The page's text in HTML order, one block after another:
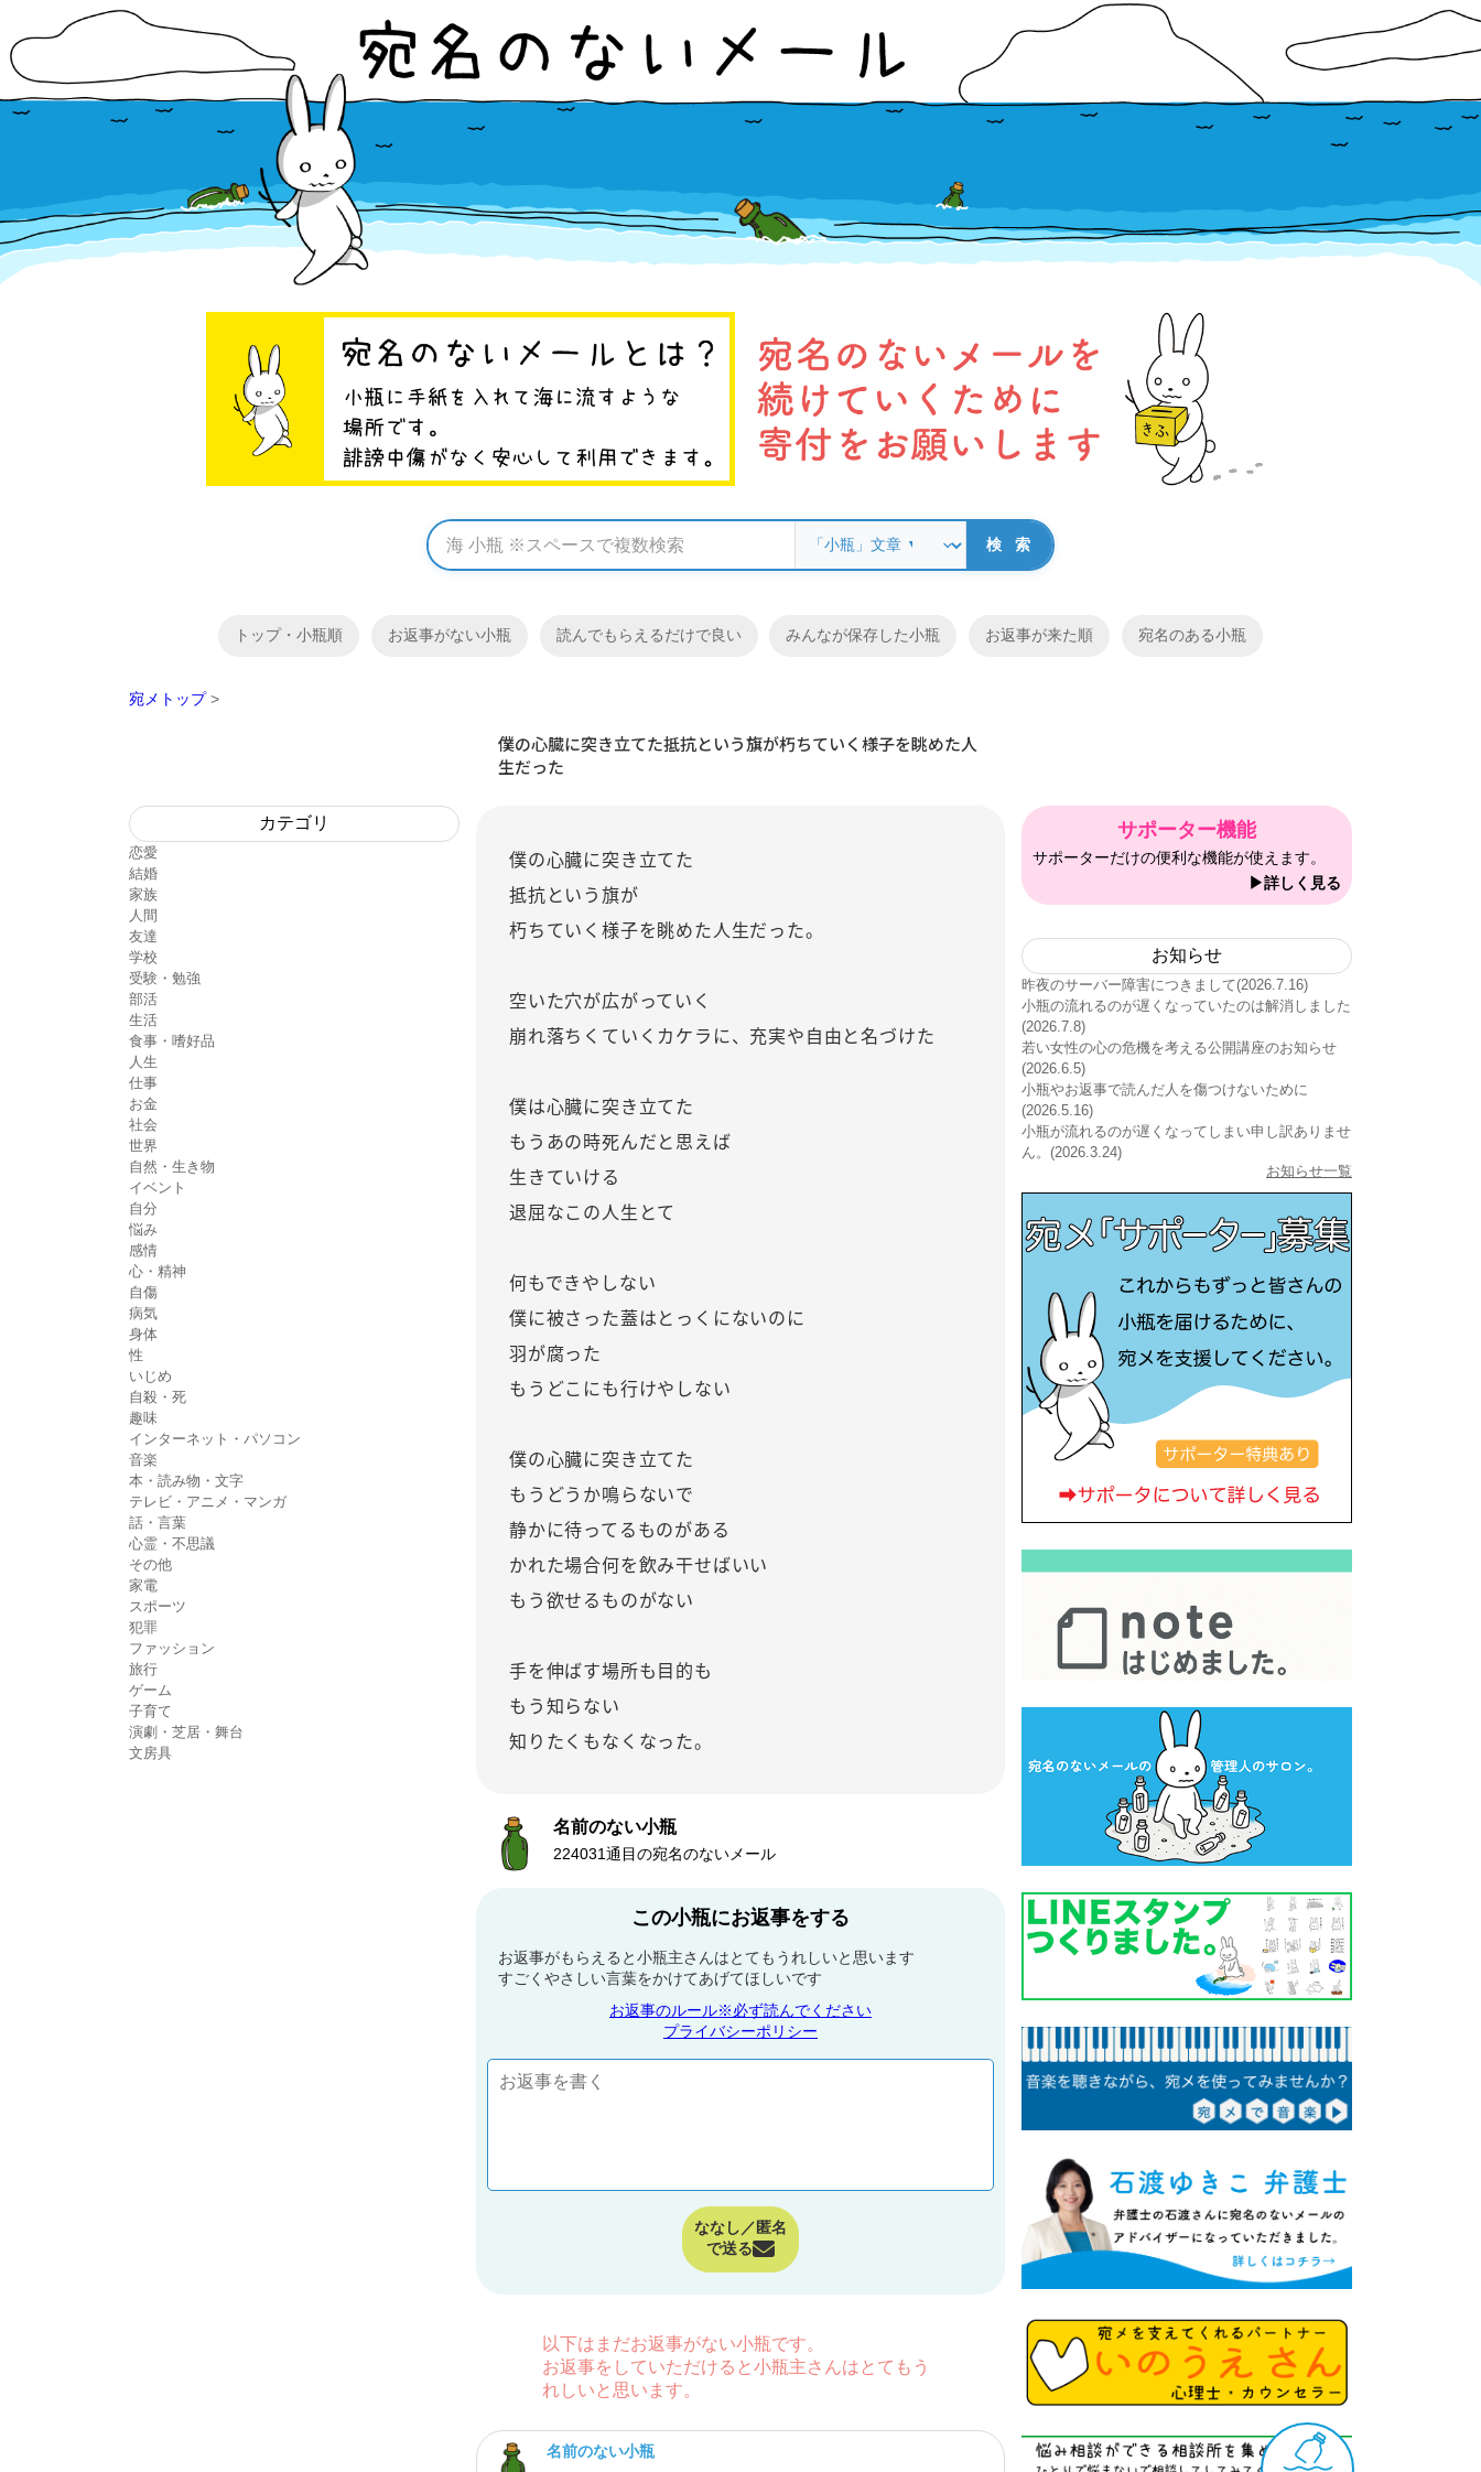
トップ・小瓶順 お返事がない小瓶 読んでもらえるだけで良い みんなが保存した小瓶 お返事が来た順 宛名のある小瓶
宛メトップ >
僕の心臓に突き立てた抵抗という旗が朽ちていく様子を眺めた人
生だった
カテゴリ
恋愛
結婚
家族
人間
友達
学校
受験・勉強
部活
生活
食事・嗜好品
人生
仕事
お金
社会
世界
自然・生き物
イベント
自分
悩み
感情
心・精神
自傷
病気
身体
性
いじめ
自殺・死
趣味
インターネット・パソコン
音楽
本・読み物・文字
テレビ・アニメ・マンガ
話・言葉
心霊・不思議
その他
家電
スポーツ
犯罪
ファッション
旅行
ゲーム
子育て
演劇・芝居・舞台
文房具
僕の心臓に突き立てた
抵抗という旗が
朽ちていく様子を眺めた人生だった。
空いた穴が広がっていく
崩れ落ちくていくカケラに、充実や自由と名づけた
僕は心臓に突き立てた
もうあの時死んだと思えば
生きていける
退屈なこの人生とて
何もできやしない
僕に被さった蓋はとっくにないのに
羽が腐った
もうどこにも行けやしない
僕の心臓に突き立てた
もうどうか鳴らないで
静かに待ってるものがある
かれた場合何を飲み干せばいい
もう欲せるものがない
手を伸ばす場所も目的も
もう知らない
知りたくもなくなった。
名前のない小瓶
224031通目の宛名のないメール
この小瓶にお返事をする
お返事がもらえると小瓶主さんはとてもうれしいと思います
すごくやさしい言葉をかけてあげてほしいです
お返事のルール※必ず読んでください
プライバシーポリシー
ななし／匿名
で送る
以下はまだお返事がない小瓶です。
お返事をしていただけると小瓶主さんはとてもう
れしいと思います。
名前のない小瓶
サポーター機能
サポーターだけの便利な機能が使えます。
▶詳しく見る
お知らせ
昨夜のサーバー障害につきまして(2026.7.16)
小瓶の流れるのが遅くなっていたのは解消しました
(2026.7.8)
若い女性の心の危機を考える公開講座のお知らせ
(2026.6.5)
小瓶やお返事で読んだ人を傷つけないために
(2026.5.16)
小瓶が流れるのが遅くなってしまい申し訳ありませ
ん。(2026.3.24)
お知らせ一覧